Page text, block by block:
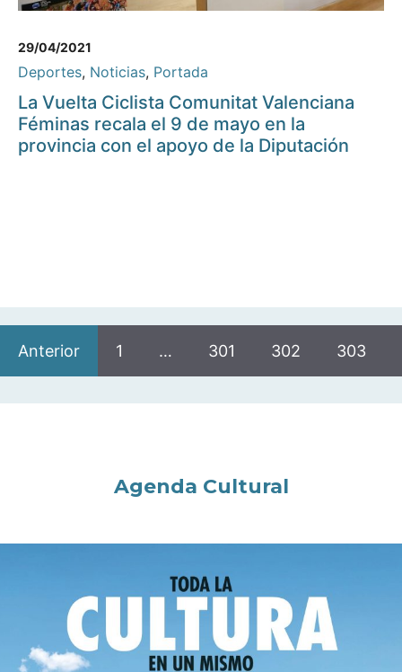
29/04/2021
Deportes, Noticias, Portada
La Vuelta Ciclista Comunitat Valenciana
Féminas recala el 9 de mayo en la
provincia con el apoyo de la Diputación
Anterior 1 … 301 302 303
Agenda Cultural